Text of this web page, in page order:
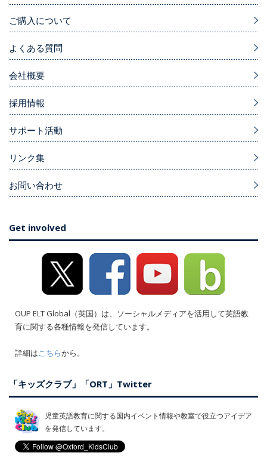
ご購入について
よくある質問
会社概要
採用情報
サポート活動
リンク集
お問い合わせ
Get involved
OUP ELT Global（英国）は、ソーシャルメディアを活用して英語教
育に関する各種情報を発信しています。
詳細は こちらから。
「キッズクラブ」「ORT」Twitter
児童英語教育に関する国内イベント情報や教室で役立つアイデア
を発信しています。